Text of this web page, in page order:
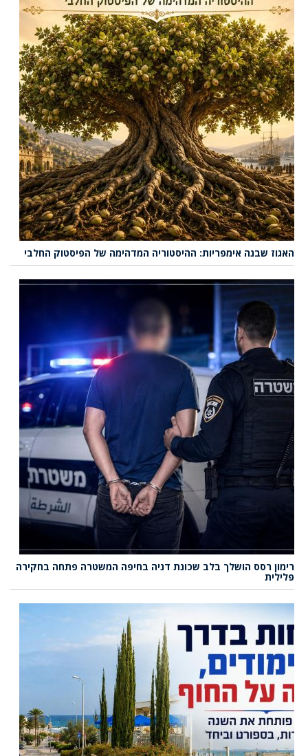
האגוז שבנה אימפריות: ההיסטוריה המדהימה של הפיסטוק החלבי
רימון רסס הושלך בלב שכונת דניה בחיפה המשטרה פתחה בחקירה
פלילית